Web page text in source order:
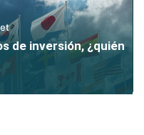
de inversión, ¿quién